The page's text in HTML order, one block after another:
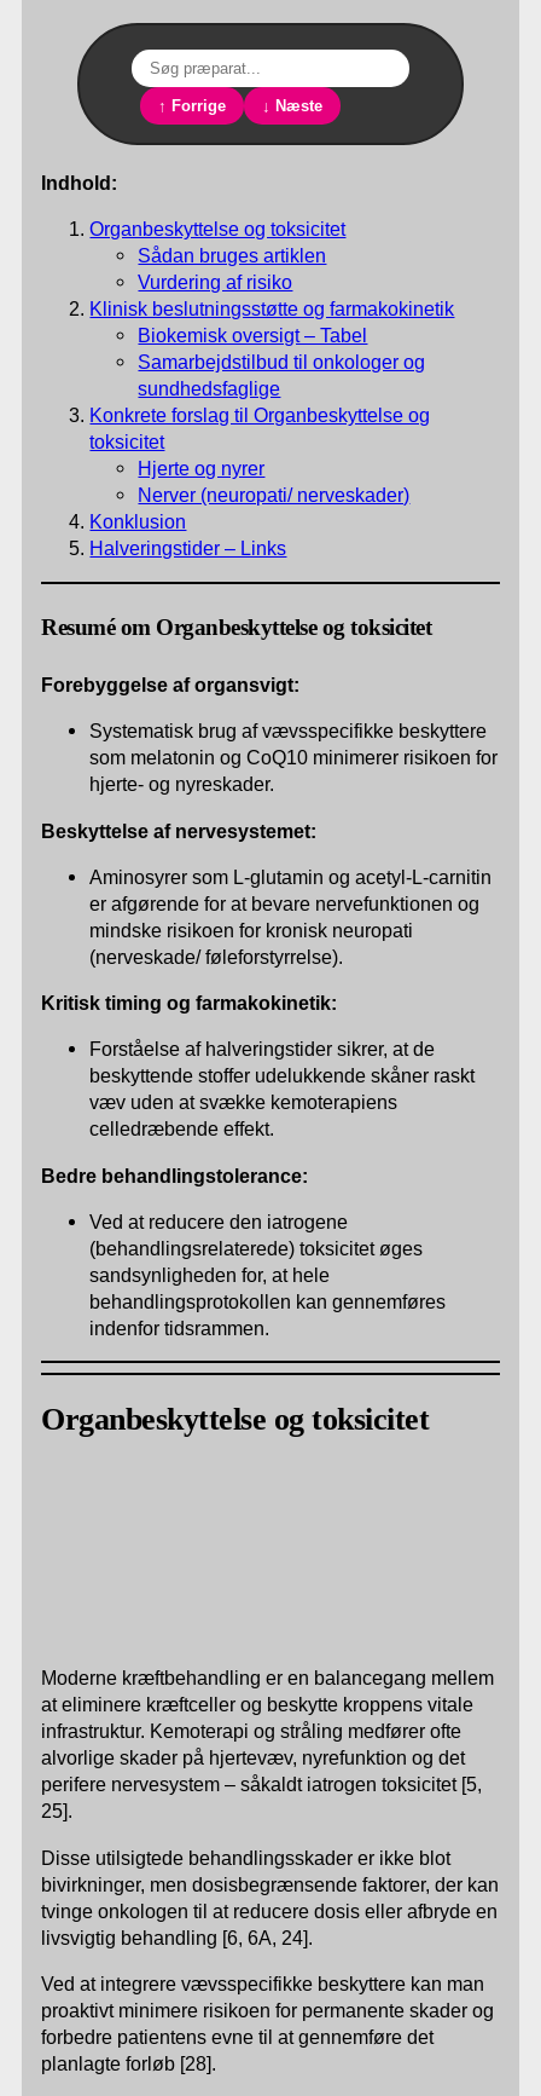
↑ Forrige ↓ Næste
Indhold:
Organbeskyttelse og toksicitet
Sådan bruges artiklen
Vurdering af risiko
Klinisk beslutningsstøtte og farmakokinetik
Biokemisk oversigt – Tabel
Samarbejdstilbud til onkologer og
sundhedsfaglige
Konkrete forslag til Organbeskyttelse og
toksicitet
Hjerte og nyrer
Nerver (neuropati/ nerveskader)
Konklusion
Halveringstider – Links
Resumé om Organbeskyttelse og toksicitet
Forebyggelse af organsvigt:
Systematisk brug af vævsspecifikke beskyttere
som melatonin og CoQ10 minimerer risikoen for
hjerte- og nyreskader.
Beskyttelse af nervesystemet:
Aminosyrer som L-glutamin og acetyl-L-carnitin
er afgørende for at bevare nervefunktionen og
mindske risikoen for kronisk neuropati
(nerveskade/ føleforstyrrelse).
Kritisk timing og farmakokinetik:
Forståelse af halveringstider sikrer, at de
beskyttende stoffer udelukkende skåner raskt
væv uden at svække kemoterapiens
celledræbende effekt.
Bedre behandlingstolerance:
Ved at reducere den iatrogene
(behandlingsrelaterede) toksicitet øges
sandsynligheden for, at hele
behandlingsprotokollen kan gennemføres
indenfor tidsrammen.
Organbeskyttelse og toksicitet
Moderne kræftbehandling er en balancegang mellem
at eliminere kræftceller og beskytte kroppens vitale
infrastruktur. Kemoterapi og stråling medfører ofte
alvorlige skader på hjertevæv, nyrefunktion og det
perifere nervesystem – såkaldt iatrogen toksicitet [5,
25].
Disse utilsigtede behandlingsskader er ikke blot
bivirkninger, men dosisbegrænsende faktorer, der kan
tvinge onkologen til at reducere dosis eller afbryde en
livsvigtig behandling [6, 6A, 24].
Ved at integrere vævsspecifikke beskyttere kan man
proaktivt minimere risikoen for permanente skader og
forbedre patientens evne til at gennemføre det
planlagte forløb [28].